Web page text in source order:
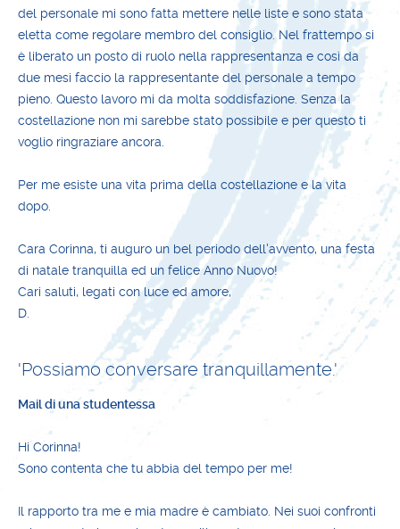
del personale mi sono fatta mettere nelle liste e sono stata
eletta come regolare membro del consiglio. Nel frattempo si
è liberato un posto di ruolo nella rappresentanza e così da
due mesi faccio la rappresentante del personale a tempo
pieno. Questo lavoro mi da molta soddisfazione. Senza la
costellazione non mi sarebbe stato possibile e per questo ti
voglio ringraziare ancora.
Per me esiste una vita prima della costellazione e la vita
dopo.
Cara Corinna, ti auguro un bel periodo dell'avvento, una festa
di natale tranquilla ed un felice Anno Nuovo!
Cari saluti, legati con luce ed amore,
D.
'Possiamo conversare tranquillamente.'
Mail di una studentessa
Hi Corinna!
Sono contenta che tu abbia del tempo per me!
Il rapporto tra me e mia madre è cambiato. Nei suoi confronti